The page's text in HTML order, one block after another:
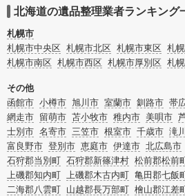
ービスで絞り込み条件を利用し検索してみまし
ゴミの処分方法や親の家の遺品整理をはじめる
で、チェックしてみてください。
北海道の遺品整理業者ランキング
札幌市
札幌市中央区 札幌市北区 札幌市東区 札
札幌市南区 札幌市西区 札幌市厚別区 札
その他
函館市 小樽市 旭川市 室蘭市 釧路市 帯
網走市 留萌市 苫小牧市 稚内市 美唄市
士別市 名寄市 三笠市 根室市 千歳市 滝
富良野市 登別市 恵庭市 伊達市 北広島市
石狩郡当別町 石狩郡新篠津村 松前郡松前
上磯郡知内町 上磯郡木古内町 亀田郡七飯
二海郡八雲町 山越郡長万部町 檜山郡江差